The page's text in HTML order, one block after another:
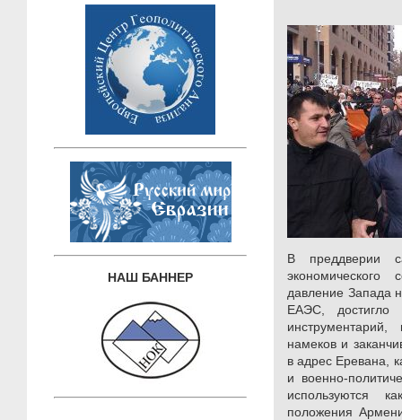
НАШ БАННЕР
В преддверии
давление Запада
ЕАЭС,
намеков и
в адрес Еревана,
и военно-
используются
положения